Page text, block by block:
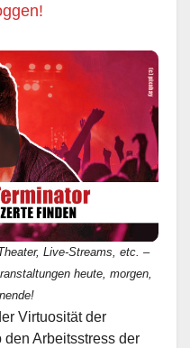
Live-Streams, etc. –
heute, morgen,
Virtuosität der
Arbeitsstress der